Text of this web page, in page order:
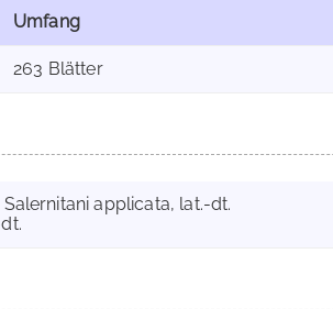
Umfang
263 Blätter
applicata, lat.-dt.